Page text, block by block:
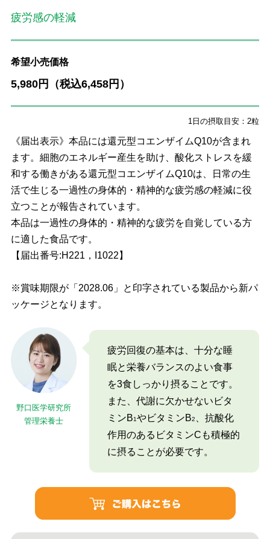
疲労感の軽減
希望小売価格
5,980円（税込6,458円）
1日の摂取目安：2粒
《届出表示》本品には還元型コエンザイムQ10が含まれ
ます。細胞のエネルギー産生を助け、酸化ストレスを緩
和する働きがある還元型コエンザイムQ10は、日常の生
活で生じる一過性の身体的・精神的な疲労感の軽減に役
立つことが報告されています。
本品は一過性の身体的・精神的な疲労を自覚している方
に適した食品です。
【届出番号:H221，I1022】
※賞味期限が「2028.06」と印字されている製品から新パ
ッケージとなります。
野口医学研究所
管理栄養士
疲労回復の基本は、十分な睡
眠と栄養バランスのよい食事
を3食しっかり摂ることです。
また、代謝に欠かせないビタ
ミンB1やビタミンB2
、抗酸化
作用のあるビタミンCも積極的
に摂ることが必要です。